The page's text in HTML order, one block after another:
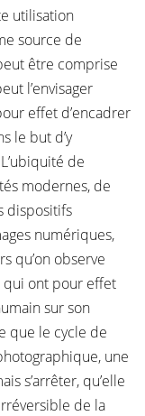
utilisation
source de
être comprise
l’envisager
effet d’encadrer
le but d’y
de
modernes, de
dispositifs
numériques,
qu’on observe
qui ont pour effet
sur son
que le cycle de
une
s’arrêter, qu’elle
de la